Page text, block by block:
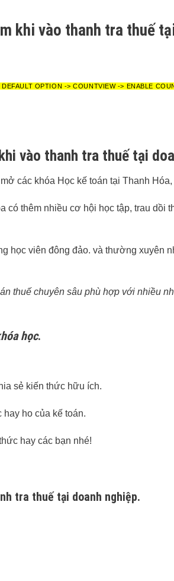
khi vào thanh tra thuế
OPTION -> COUNTVIEW -> ENABLE
vào thanh tra thuế tại
các khóa Học kế toán tại Thanh Hóa,
thêm nhiều cơ hội học tập, trau dồi
học viên đông đảo. và thường xuyên
thuế chuyên sâu phù hợp với nhiều
học.
sẻ kiến thức hữu ích.
ho của kế toán.
hay các bạn nhé!
tra thuế tại doanh nghiệp.